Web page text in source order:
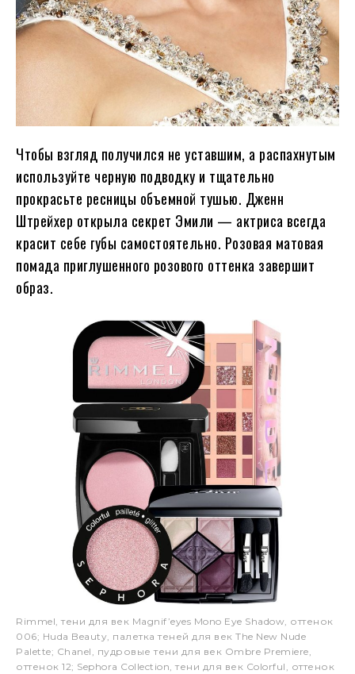
Чтобы взгляд получился не уставшим, а распахнутым
используйте черную подводку и тщательно
прокрасьте ресницы объемной тушью. Дженн
Штрейхер открыла секрет Эмили — актриса всегда
красит себе губы самостоятельно. Розовая матовая
помада приглушенного розового оттенка завершит
образ.
Rimmel, тени для век Magnif’eyes Mono Eye Shadow, оттенок
006; Huda Beauty, палетка теней для век The New Nude
Palette; Chanel, пудровые тени для век Ombre Premiere,
оттенок 12; Sephora Collection, тени для век Colorful, оттенок